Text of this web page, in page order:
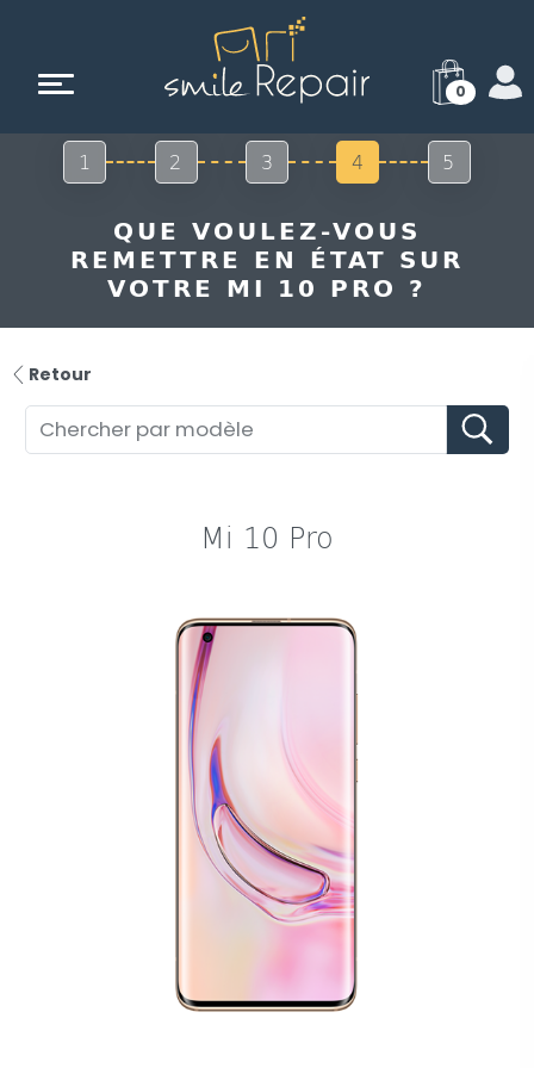
0
1 2 3 4 5
QUE VOULEZ-VOUS
REMETTRE EN ÉTAT SUR
VOTRE MI 10 PRO ?
Retour
Mi 10 Pro